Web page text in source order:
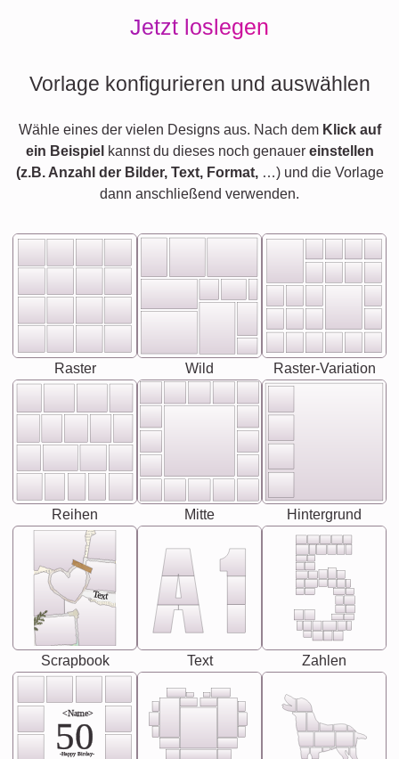
Jetzt loslegen
Vorlage konfigurieren und auswählen
Wähle eines der vielen Designs aus. Nach dem Klick auf
ein Beispiel kannst du dieses noch genauer einstellen
(z.B. Anzahl der Bilder, Text, Format,…) und die Vorlage
dann anschließend verwenden.
Raster Wild Raster-Variation
Reihen Mitte Hintergrund
Text
Scrapbook Text Zahlen
<Name>
50
-Happy Birday-